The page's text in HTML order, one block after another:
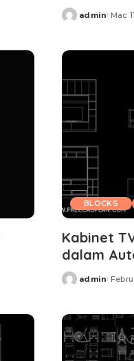
Posted
admin Mac
BLOCKS
Kabinet
dalam
Posted
admin